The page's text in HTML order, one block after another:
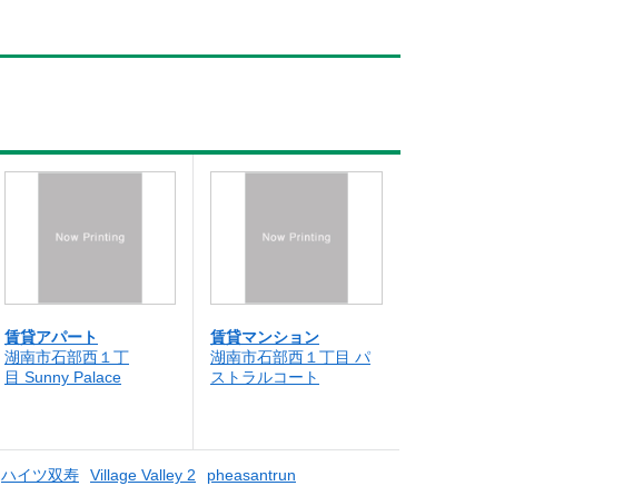
賃貸アパート
湖南市石部西１丁
目 Sunny Palace
賃貸マンション
湖南市石部西１丁目 パ
ストラルコート
ハイツ双寿 Village Valley 2
pheasantrun